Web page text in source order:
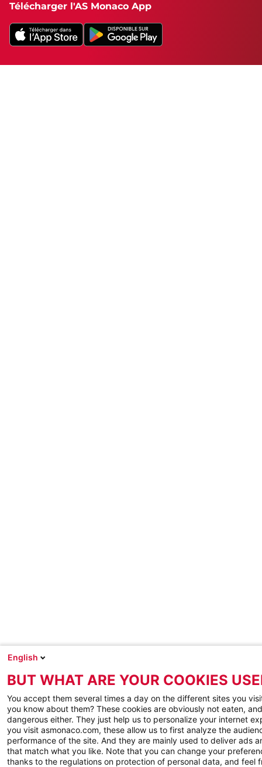
Télécharger l'AS Monaco App
English
BUT WHAT ARE YOUR COOKIES
You accept them several times a day on the different sites you
you know about them? These cookies are obviously not eaten,
dangerous either. They just help us to personalize your internet
you visit asmonaco.com, these allow us to first analyze the
performance of the site. And they are mainly used to deliver ads
that match what you like. Note that you can change your
thanks to the regulations on protection of personal data, and feel